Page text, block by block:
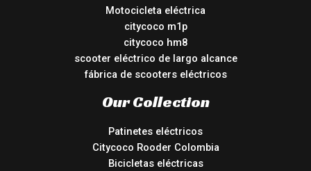
Motocicleta eléctrica
citycoco m1p
citycoco hm8
scooter eléctrico de largo alcance
fábrica de scooters eléctricos
Our Collection
Patinetes eléctricos
Citycoco Rooder Colombia
Bicicletas eléctricas